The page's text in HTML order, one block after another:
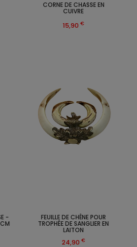
CORNE DE CHASSE EN
CUIVRE
15,90 €
- FEUILLE DE CHÊNE POUR
TROPHÉE DE SANGLIER EN
LAITON
24,90 €